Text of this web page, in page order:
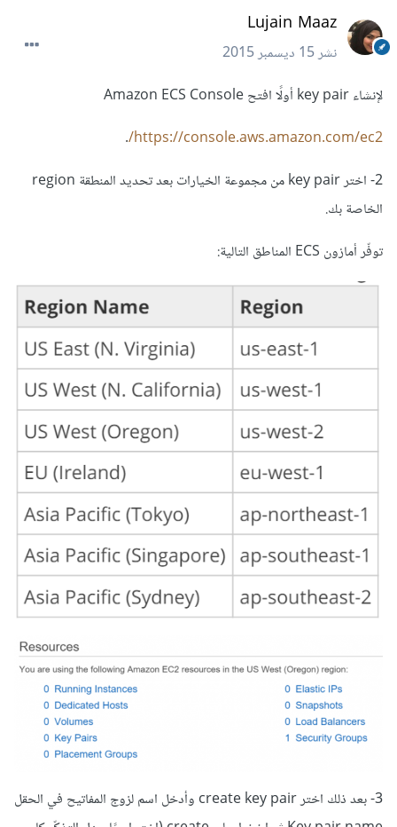
Lujain Maaz
نشر15 ديسمبر 2015
لإنشاء key pair أولًا افتح Amazon ECS Console
https://console.aws.amazon.com/ec2/
.
2- اختر key pair من مجموعة الخيارات بعد تحديد المنطقة region
الخاصة بك.
توفّر أمازون ECS المناطق التالية:
3- بعد ذلك اختر create key pair وأدخل اسم لزوج المفاتيح في الحقل